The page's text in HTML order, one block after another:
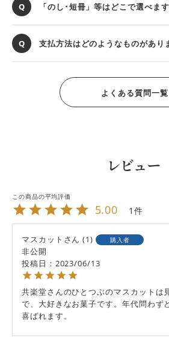
「のし･短冊」等はどこで選べま
支払方法はどのようなものがあり
よくある質問一覧
レビュー
5.00 1
マスカット 1 購入者
非公開
投稿日
2023/06/13
共楽堂さんのひとつぶのマスカットは
で、大好きなお菓子です。年代問わず
喜ばれます。